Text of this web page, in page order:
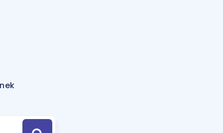
Hesaplama Aracı
için Öneriler
Tek Takvimde